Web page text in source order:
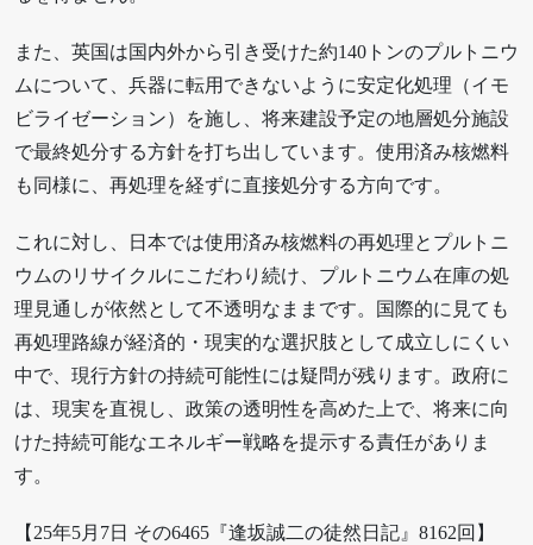
また、英国は国内外から引き受けた約140トンのプルトニウ
ムについて、兵器に転用できないように安定化処理（イモ
ビライゼーション）を施し、将来建設予定の地層処分施設
で最終処分する方針を打ち出しています。使用済み核燃料
も同様に、再処理を経ずに直接処分する方向です。
これに対し、日本では使用済み核燃料の再処理とプルトニ
ウムのリサイクルにこだわり続け、プルトニウム在庫の処
理見通しが依然として不透明なままです。国際的に見ても
再処理路線が経済的・現実的な選択肢として成立しにくい
中で、現行方針の持続可能性には疑問が残ります。政府に
は、現実を直視し、政策の透明性を高めた上で、将来に向
けた持続可能なエネルギー戦略を提示する責任がありま
す。
【25年5月7日 その6465『逢坂誠二の徒然日記』8162回】